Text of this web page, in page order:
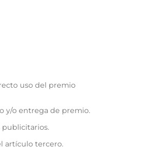
uso del premio
y/o entrega de premio.
artículo tercero.